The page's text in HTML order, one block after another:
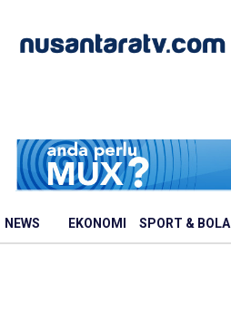
NEWS EKONOMI SPORT & BOLA